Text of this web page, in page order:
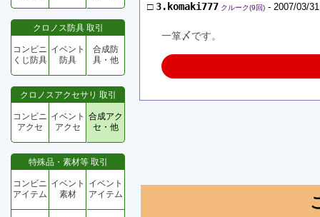
クロノス防具 取引
コンビニ
くじ防具
イベント
防具
合成防
具・他
クロノスアクセサリ 取引
コンビニ
アクセ
イベント
アクセ
合成アク
セ・他
特殊品・素材等 取引
コンビニ
アイテム
イベント
素材
イベント
アイテム
□3.komaki777 クルーク(9回) - 2007/03/
一箪〆です。